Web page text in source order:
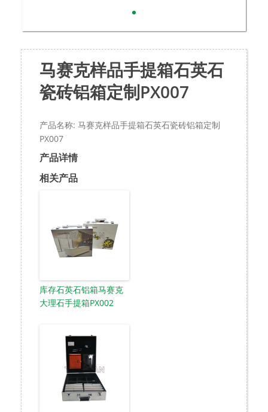
马赛克样品手提箱石英石
瓷砖铝箱定制PX007
产品名称: 马赛克样品手提箱石英石瓷砖铝箱定制
PX007
产品详情
相关产品
库存石英石铝箱马赛克
大理石手提箱PX002